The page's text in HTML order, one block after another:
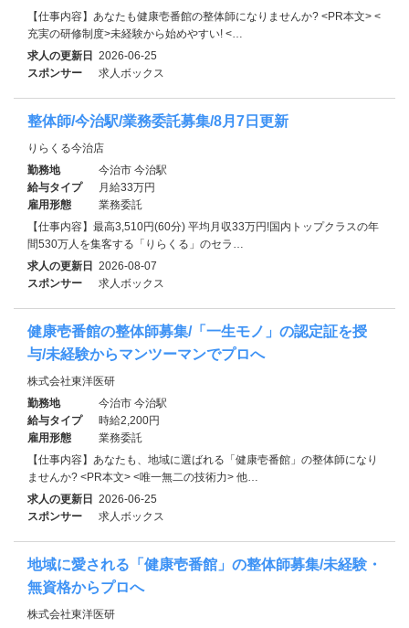
【仕事内容】あなたも健康壱番館の整体師になりませんか? <PR本文> <
充実の研修制度>未経験から始めやすい! <…
求人の更新日 2026-06-25
スポンサー
求人ボックス
整体師/今治駅/業務委託募集/8月7日更新
りらくる今治店
勤務地
今治市 今治駅
給与タイプ
月給33万円
雇用形態
業務委託
【仕事内容】最高3,510円(60分) 平均月収33万円!国内トップクラスの年
間530万人を集客する「りらくる」のセラ…
求人の更新日 2026-08-07
スポンサー
求人ボックス
健康壱番館の整体師募集/「一生モノ」の認定証を授
与/未経験からマンツーマンでプロへ
株式会社東洋医研
勤務地
今治市 今治駅
給与タイプ
時給2,200円
雇用形態
業務委託
【仕事内容】あなたも、地域に選ばれる「健康壱番館」の整体師になり
ませんか? <PR本文> <唯一無二の技術力> 他…
求人の更新日 2026-06-25
スポンサー
求人ボックス
地域に愛される「健康壱番館」の整体師募集/未経験・
無資格からプロへ
株式会社東洋医研